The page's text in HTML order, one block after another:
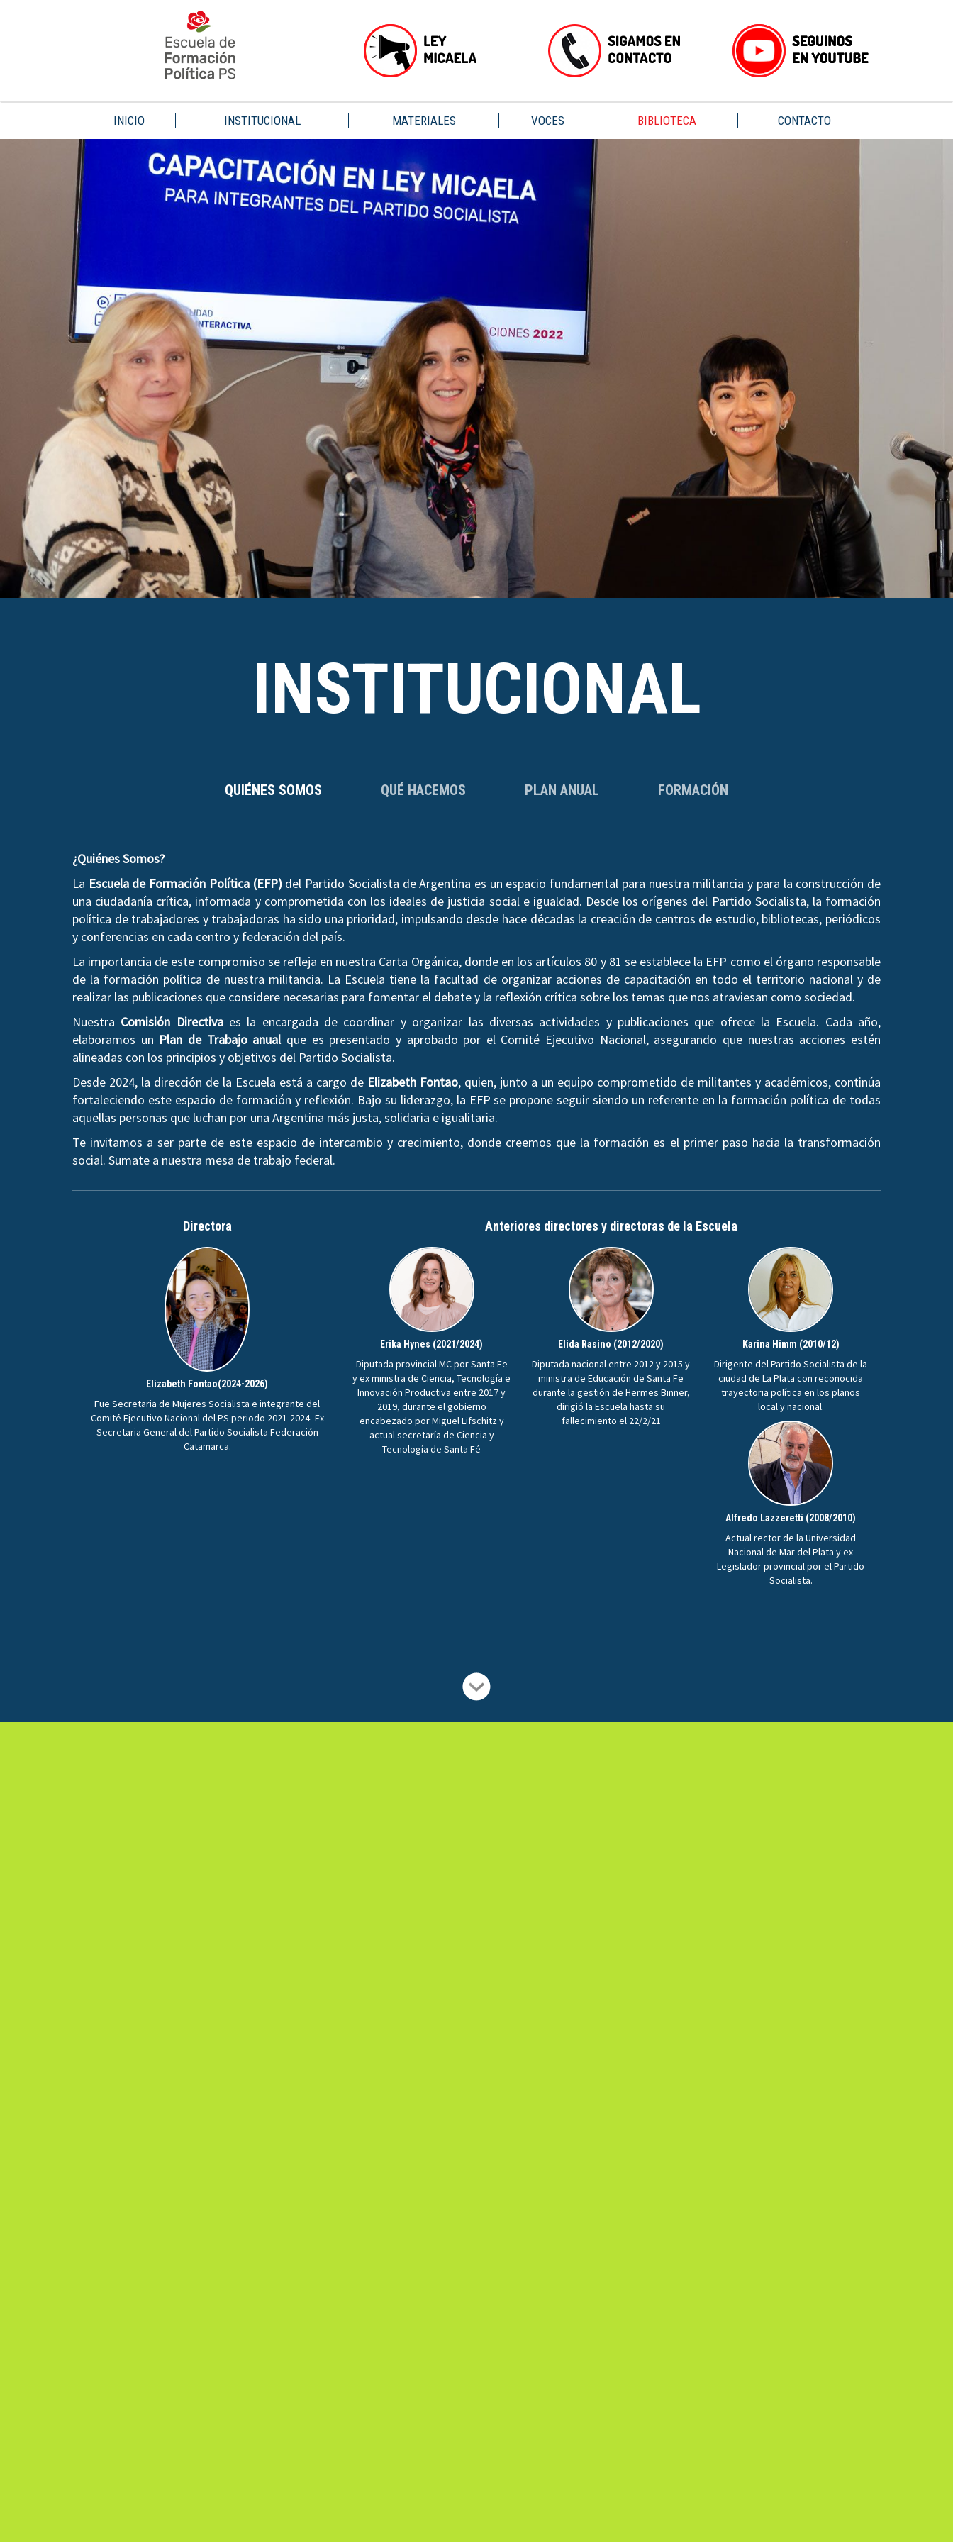
INICIO INSTITUCIONAL MATERIALES VOCES BIBLIOTECA CONTACTO
INSTITUCIONAL
QUIÉNES SOMOS QUÉ HACEMOS PLAN ANUAL FORMACIÓN
¿Quiénes Somos?
La Escuela de Formación Política (EFP)del Partido Socialista de Argentina es un espacio fundamental para nuestra militancia y para la construcción de
una ciudadanía crítica, informada y comprometida con los ideales de justicia social e igualdad. Desde los orígenes del Partido Socialista, la formación
política de trabajadores y trabajadoras ha sido una prioridad, impulsando desde hace décadas la creación de centros de estudio, bibliotecas, periódicos
y conferencias en cada centro y federación del país.
La importancia de este compromiso se refleja en nuestra Carta Orgánica, donde en los artículos 80 y 81 se establece la EFP como el órgano responsable
de la formación política de nuestra militancia. La Escuela tiene la facultad de organizar acciones de capacitación en todo el territorio nacional y de
realizar las publicaciones que considere necesarias para fomentar el debate y la reflexión crítica sobre los temas que nos atraviesan como sociedad.
Nuestra Comisión Directivaes la encargada de coordinar y organizar las diversas actividades y publicaciones que ofrece la Escuela. Cada año,
elaboramos un Plan de Trabajo anualque es presentado y aprobado por el Comité Ejecutivo Nacional, asegurando que nuestras acciones estén
alineadas con los principios y objetivos del Partido Socialista.
Desde 2024, la dirección de la Escuela está a cargo de Elizabeth Fontao, quien, junto a un equipo comprometido de militantes y académicos, continúa
fortaleciendo este espacio de formación y reflexión. Bajo su liderazgo, la EFP se propone seguir siendo un referente en la formación política de todas
aquellas personas que luchan por una Argentina más justa, solidaria e igualitaria.
Te invitamos a ser parte de este espacio de intercambio y crecimiento, donde creemos que la formación es el primer paso hacia la transformación
social. Sumate a nuestra mesa de trabajo federal.
Directora
Elizabeth Fontao(2024-2026)
Fue Secretaria de Mujeres Socialista e integrante del
Comité Ejecutivo Nacional del PS periodo 2021-2024- Ex
Secretaria General del Partido Socialista Federación
Catamarca.
Anteriores directores y directoras de la Escuela
Erika Hynes (2021/2024)
Diputada provincial MC por Santa Fe
y ex ministra de Ciencia, Tecnología e
Innovación Productiva entre 2017 y
2019, durante el gobierno
encabezado por Miguel Lifschitz y
actual secretaría de Ciencia y
Tecnología de Santa Fé
Elida Rasino (2012/2020)
Diputada nacional entre 2012 y 2015 y
ministra de Educación de Santa Fe
durante la gestión de Hermes Binner,
dirigió la Escuela hasta su
fallecimiento el 22/2/21
Karina Himm (2010/12)
Dirigente del Partido Socialista de la
ciudad de La Plata con reconocida
trayectoria política en los planos
local y nacional.
Alfredo Lazzeretti (2008/2010)
Actual rector de la Universidad
Nacional de Mar del Plata y ex
Legislador provincial por el Partido
Socialista.